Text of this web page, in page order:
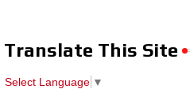
Translate This Site
Select Language ▼